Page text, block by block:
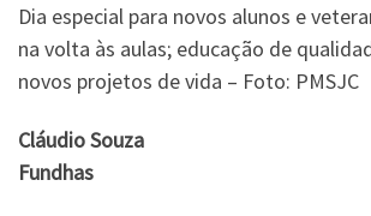
Dia especial para novos alunos e
na volta às aulas; educação de
novos projetos de vida – Foto: PMSJC
Cláudio Souza
Fundhas